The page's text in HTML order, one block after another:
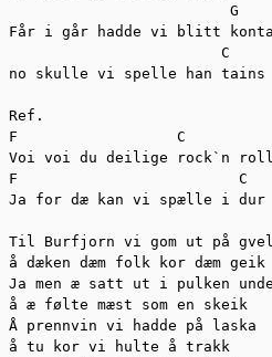
                         G
Får i går hadde vi blitt
                        C
no skulle vi spelle han tains
Ref.
F                  C
Voi voi du deilige rock`n roll		voi voi voi voi voi
F                         C
Ja for dæ kan vi spælle i
Til Burfjorn vi gom ut på
å dæken dæm folk kor dæm geik
Ja men æ satt ut i pulken
å æ følte mæst som en skeik
Å prennvin vi hadde på laska
å tu kor vi hulte å trakk